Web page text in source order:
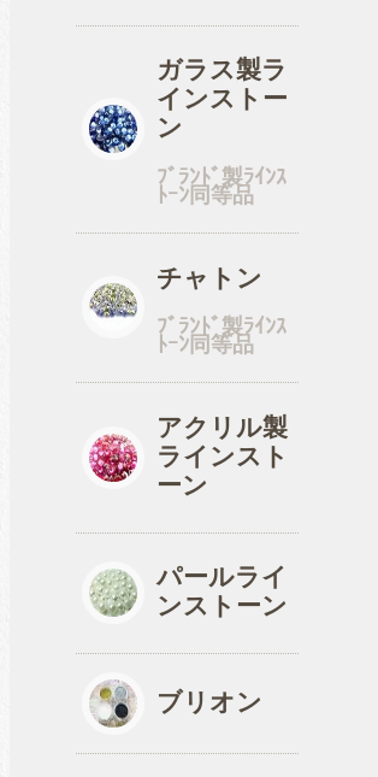
缶バッジカバー
tools
工具
便利品
収納ケース
ガラス製ラ
インストー
ン
ﾌﾞﾗﾝﾄﾞ製ﾗｲﾝｽ
ﾄｰﾝ同等品
チャトン
ﾌﾞﾗﾝﾄﾞ製ﾗｲﾝｽ
ﾄｰﾝ同等品
アクリル製
ラインスト
ーン
パールライ
ンストーン
ブリオン